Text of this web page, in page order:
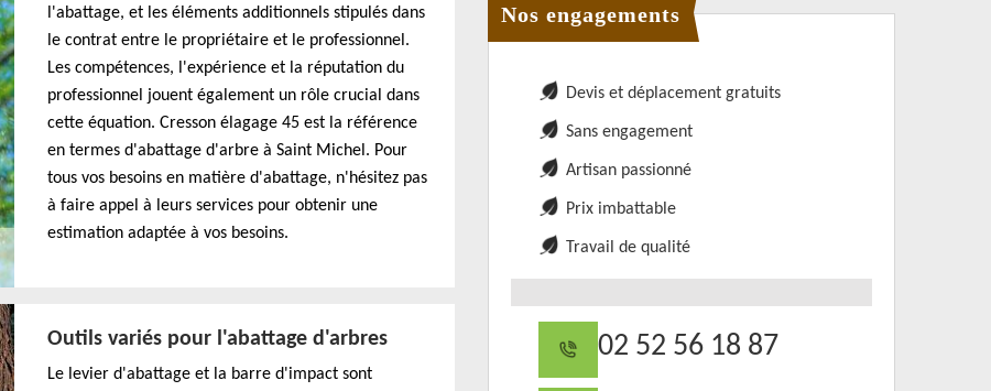
l'abattage, et les éléments additionnels stipulés dans
le contrat entre le propriétaire et le professionnel.
Les compétences, l'expérience et la réputation du
professionnel jouent également un rôle crucial dans
cette équation. Cresson élagage 45 est la référence
en termes d'abattage d'arbre à Saint Michel. Pour
tous vos besoins en matière d'abattage, n'hésitez pas
à faire appel à leurs services pour obtenir une
estimation adaptée à vos besoins.
Outils variés pour l'abattage d'arbres
Le levier d'abattage et la barre d'impact sont
Nos engagements
Devis et déplacement gratuits
Sans engagement
Artisan passionné
Prix imbattable
Travail de qualité
02 52 56 18 87